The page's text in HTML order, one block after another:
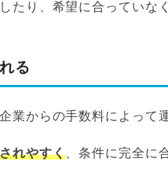
たり、希望に合っていな
る
業からの手数料によって
れやすく 、条件に完全に